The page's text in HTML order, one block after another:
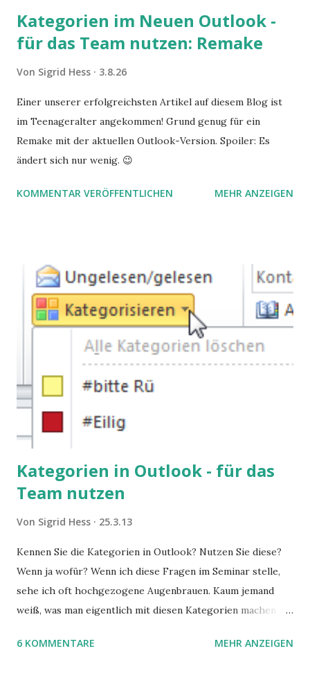
Kategorien im Neuen Outlook -
für das Team nutzen: Remake
Von Sigrid Hess 3.8.26
Einer unserer erfolgreichsten Artikel auf diesem Blog ist
im Teenageralter angekommen! Grund genug für ein
Remake mit der aktuellen Outlook-Version. Spoiler: Es
ändert sich nur wenig. 😉
KOMMENTAR VERÖFFENTLICHEN MEHR ANZEIGEN
Kategorien in Outlook - für das
Team nutzen
Von Sigrid Hess 25.3.13
Kennen Sie die Kategorien in Outlook? Nutzen Sie diese?
Wenn ja wofür? Wenn ich diese Fragen im Seminar stelle,
sehe ich oft hochgezogene Augenbrauen. Kaum jemand
weiß, was man eigentlich mit diesen Kategorien machen
sie Ihnen vor.
6 KOMMENTARE MEHR ANZEIGEN